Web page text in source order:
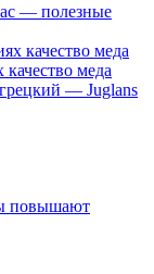
— полезные
меда
— Juglans
повышают